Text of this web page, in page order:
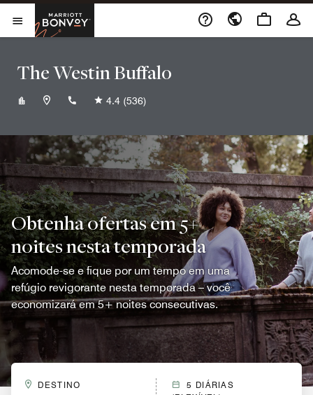
Skip to Content
Abrir menu
Marriott Bonvoy
The Westin Buffalo
+17168549000
4.4 (536)
Obtenha ofertas em 5+
noites nesta temporada
Acomode-se e fique por um tempo em uma
refúgio revigorante nesta temporada – você
economizará em 5+ noites consecutivas.
DESTINO
5 DIÁRIAS